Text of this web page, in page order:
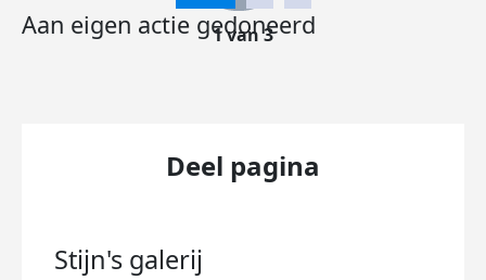
Aan eigen actie gedoneerd
1 van 3
Deel pagina
Stijn's galerij